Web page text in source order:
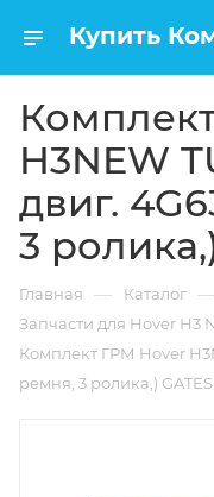
H3NEW
двиг.
3
Главная — Каталог —
Запчасти для Hover H3
Комплект ГРМ Hover
ремня, 3 ролика,) GATES